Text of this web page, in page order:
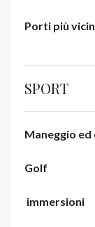
Porti più
SPORT
Maneggio
Golf
immersioni